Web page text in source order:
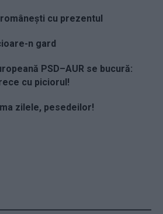
cu prezentul
n gard
PSD–AUR se bucură:
cu piciorul!
zilele, pesedeilor!